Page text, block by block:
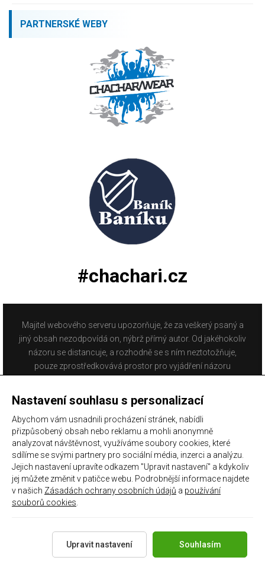
PARTNERSKÉ WEBY
#chachari.cz
Majitel webového serveru upozorňuje, že za veškerý psaný a
jiný obsah nezodpovídá on, nýbrž přímý autor. Od jakéhokoliv
názoru se distancuje, a rozhodně se s ním neztotožňuje,
pouze zprostředkovává prostor pro vyjádření názoru
považovat za kontroverzní. Provozovatelé těchto stránek
nejsou dle právní úpravy zákona č. 480/2004 Sb., o některých
službách informační společnosti a o změně některých
zákonů (zákon o některých službách informační společnosti)
a zejména §6 citovaného zákona, odpovědni za příspěvky
návštěvníků těchto stránek.
Galerie|Historie
Copyright 2021 © Chachaři.cz Všechna práva vyhrazena.
Nastavení souhlasu s personalizací
Abychom vám usnadnili procházení stránek, nabídli
přizpůsobený obsah nebo reklamu a mohli anonymně
analyzovat návštěvnost, využíváme soubory cookies, které
sdílíme se svými partnery pro sociální média, inzerci a analýzu.
Jejich nastavení upravíte odkazem "Upravit nastavení" a kdykoliv
jej můžete změnit v patičce webu. Podrobnější informace najdete
v našich Zásadách ochrany osobních údajů a používání
souborů cookies
Souhlasím
Upravit nastavení